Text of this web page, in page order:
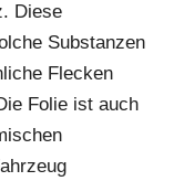
Diese
Substanzen
Flecken
Folie ist auch